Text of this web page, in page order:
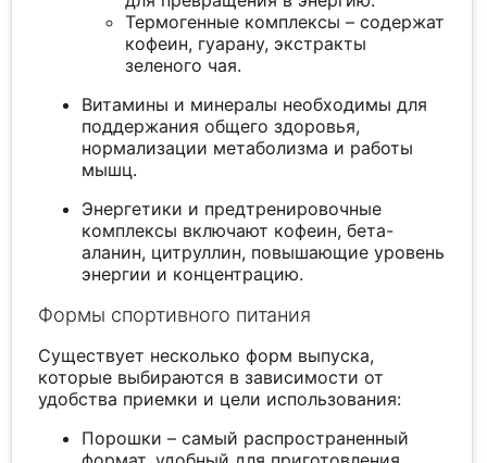
Термогенные комплексы – содержат
кофеин, гуарану, экстракты
зеленого чая.
Витамины и минералы необходимы для
поддержания общего здоровья,
нормализации метаболизма и работы
мышц.
Энергетики и предтренировочные
комплексы включают кофеин, бета-
аланин, цитруллин, повышающие уровень
энергии и концентрацию.
Формы спортивного питания
Существует несколько форм выпуска,
которые выбираются в зависимости от
удобства приемки и цели использования:
Порошки – самый распространенный